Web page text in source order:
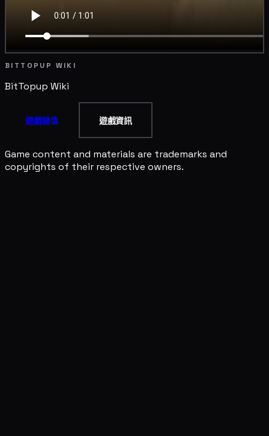
BITTOPUP WIKI
BitTopup Wiki
遊戲儲值 遊戲資訊
Game content and materials are trademarks and
copyrights of their respective owners.